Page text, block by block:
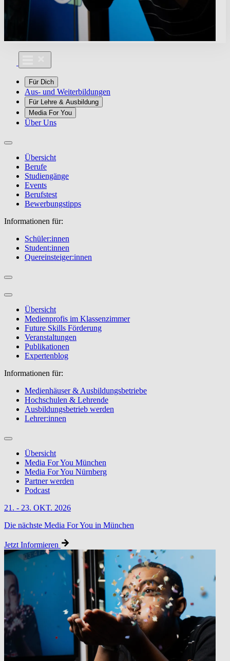
Für Dich
Aus- und Weiterbildungen
Für Lehre & Ausbildung
Media For You
Über Uns
Übersicht
Berufe
Studiengänge
Events
Berufstest
Bewerbungstipps
Informationen für:
Schüler:innen
Student:innen
Quereinsteiger:innen
Übersicht
Medienprofis im Klassenzimmer
Future Skills Förderung
Veranstaltungen
Publikationen
Expertenblog
Informationen für:
Medienhäuser & Ausbildungsbetriebe
Hochschulen & Lehrende
Ausbildungsbetrieb werden
Lehrer:innen
Übersicht
Media For You München
Media For You Nürnberg
Partner werden
Podcast
21. - 23. OKT. 2026
Die nächste Media For You in München
Jetzt Informieren